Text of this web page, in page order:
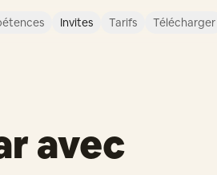
Invites Tarifs Télécharger
avec